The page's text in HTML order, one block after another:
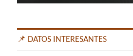
📌 DATOS INTERESANTES